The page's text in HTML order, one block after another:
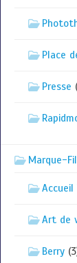
Place
Presse
Marque-
Accueil
Art de
Berry